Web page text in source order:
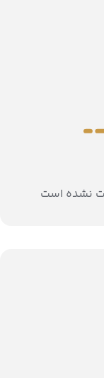
نشده است